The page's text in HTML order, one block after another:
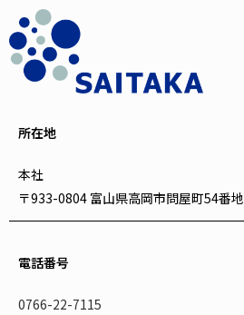
所在地
本社
〒933-0804 富山県高岡市問屋町54番地
電話番号
0766-22-7115